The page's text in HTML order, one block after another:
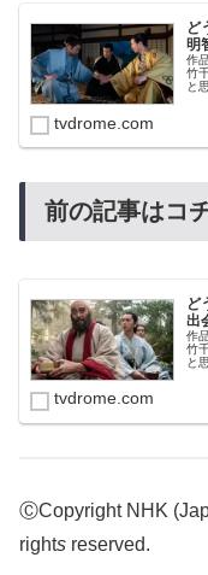
ど
明
作
竹
と
tvdrome.com
前の記事はコ
ど
出
作
竹
と
tvdrome.com
ⒸCopyright NHK
rights reserved.